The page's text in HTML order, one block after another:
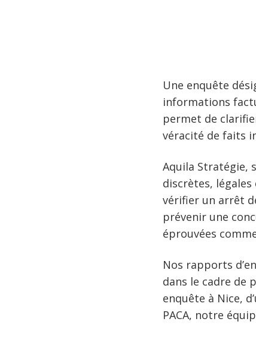
Une enquête
informations
permet de
véracité de faits
Aquila Stratégie,
discrètes, légales
vérifier un arrêt
prévenir une
éprouvées
Nos rapports
dans le cadre de
enquête à Nice,
PACA, notre